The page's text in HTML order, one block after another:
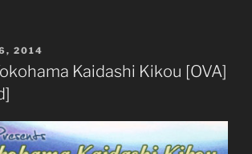
1”
2014
Kaidashi Kikou [OVA]